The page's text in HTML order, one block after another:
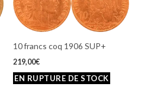
10 francs coq 1906 SUP+
219,00€